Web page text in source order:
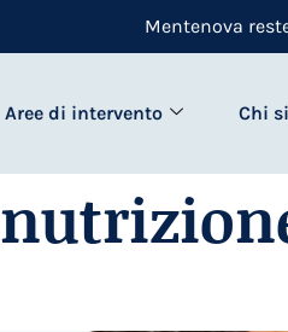
Mentenova
Aree di intervento Chi